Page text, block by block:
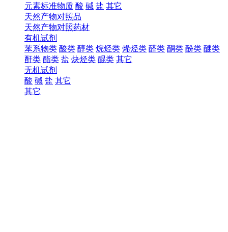
元素标准物质 酸 碱 盐 其它
天然产物对照品
天然产物对照药材
有机试剂
苯系物类 酸类 醇类 烷烃类 烯烃类 醛类 酮类 酚类 醚类
酐类 酯类 盐 炔烃类 醌类 其它
无机试剂
酸 碱 盐 其它
其它